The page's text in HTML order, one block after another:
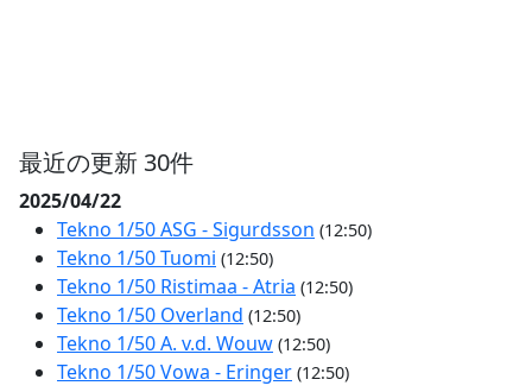
最近の更新 30件
2025/04/22
Tekno 1/50 ASG - Sigurdsson (12:50)
Tekno 1/50 Tuomi (12:50)
Tekno 1/50 Ristimaa - Atria (12:50)
Tekno 1/50 Overland (12:50)
Tekno 1/50 A. v.d. Wouw (12:50)
Tekno 1/50 Vowa - Eringer (12:50)